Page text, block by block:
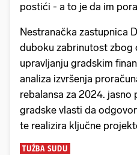
postići - a to je da im
Nestranačka zastupnica
duboku zabrinutost zbog
upravljanju gradskim
analiza izvršenja
rebalansa za 2024.
gradske vlasti da
te realizira ključne
TUŽBA SUDU